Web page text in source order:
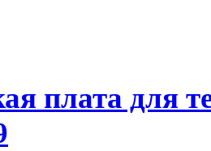
плата для